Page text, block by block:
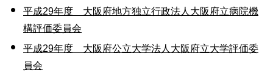
平成29年度 大阪府地方独立行政法人大阪府立病院機
構評価委員会
平成29年度 大阪府公立大学法人大阪府立大学評価委
員会